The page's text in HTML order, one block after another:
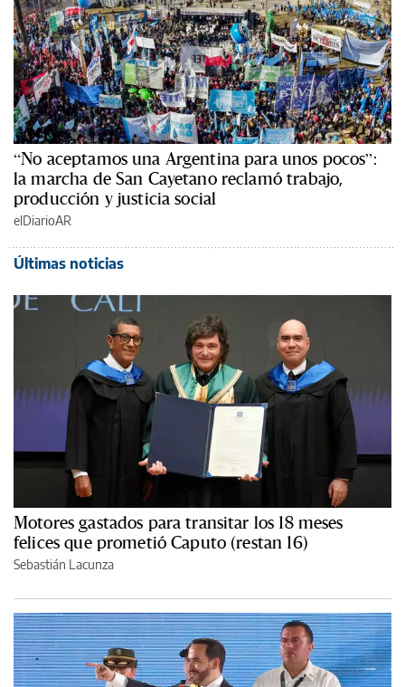
“No aceptamos una Argentina para unos pocos”:
la marcha de San Cayetano reclamó trabajo,
producción y justicia social
elDiarioAR
Últimas noticias
Motores gastados para transitar los 18 meses
felices que prometió Caputo (restan 16)
Sebastián Lacunza